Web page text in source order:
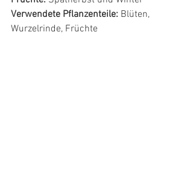
Verwendete Pflanzenteile: Blüten,
Wurzelrinde, Früchte